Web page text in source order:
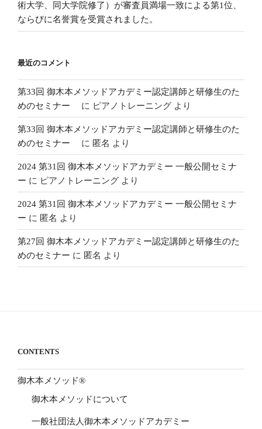
術大学、同大学院修了）が審査員満場一致による第1位、
ならびに名誉賞を受賞されました。
最近のコメント
第33回 御木本メソッドアカデミー認定講師と研修生のた
めのセミナー
に ピアノトレーニング より
第33回 御木本メソッドアカデミー認定講師と研修生のた
めのセミナー
に 匿名 より
2024 第31回 御木本メソッドアカデミー 一般公開セミナ
ー に ピアノトレーニング より
2024 第31回 御木本メソッドアカデミー 一般公開セミナ
ー に 匿名 より
第27回 御木本メソッドアカデミー認定講師と研修生のた
めのセミナー に 匿名 より
CONTENTS
御木本メソッド®
御木本メソッドについて
一般社団法人御木本メソッドアカデミー